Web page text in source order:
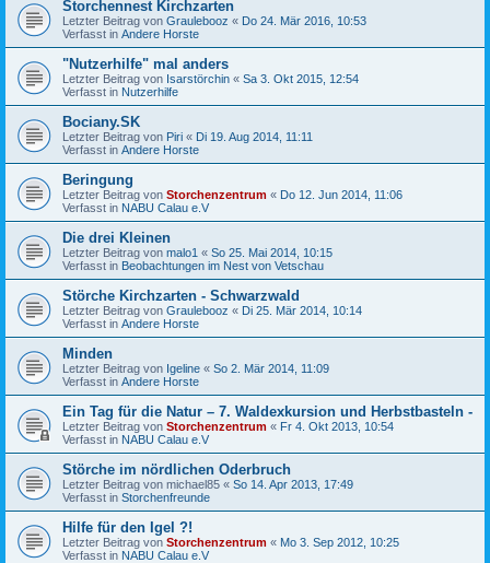
Storchennest Kirchzarten
Letzter Beitrag von Graulebooz « Do 24. Mär 2016, 10:53
Verfasst in Andere Horste
"Nutzerhilfe" mal anders
Letzter Beitrag von Isarstörchin « Sa 3. Okt 2015, 12:54
Verfasst in Nutzerhilfe
Bociany.SK
Letzter Beitrag von Piri « Di 19. Aug 2014, 11:11
Verfasst in Andere Horste
Beringung
Letzter Beitrag von Storchenzentrum « Do 12. Jun 2014, 11:06
Verfasst in NABU Calau e.V
Die drei Kleinen
Letzter Beitrag von malo1 « So 25. Mai 2014, 10:15
Verfasst in Beobachtungen im Nest von Vetschau
Störche Kirchzarten - Schwarzwald
Letzter Beitrag von Graulebooz « Di 25. Mär 2014, 10:14
Verfasst in Andere Horste
Minden
Letzter Beitrag von Igeline « So 2. Mär 2014, 11:09
Verfasst in Andere Horste
Ein Tag für die Natur – 7. Waldexkursion und Herbstbasteln -
Letzter Beitrag von Storchenzentrum « Fr 4. Okt 2013, 10:54
Verfasst in NABU Calau e.V
Störche im nördlichen Oderbruch
Letzter Beitrag von michael85 « So 14. Apr 2013, 17:49
Verfasst in Storchenfreunde
Hilfe für den Igel ?!
Letzter Beitrag von Storchenzentrum « Mo 3. Sep 2012, 10:25
Verfasst in NABU Calau e.V